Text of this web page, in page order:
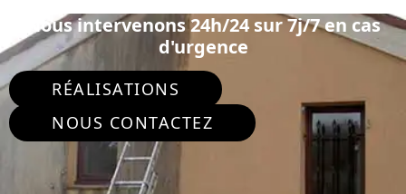
Nous intervenons 24h/24 sur 7j/7 en cas
d'urgence
RÉALISATIONS
NOUS CONTACTEZ